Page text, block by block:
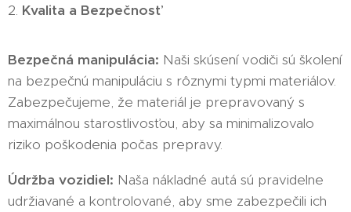
2. Kvalita a Bezpečnosť
Bezpečná manipulácia: Naši skúsení vodiči sú školení
na bezpečnú manipuláciu s rôznymi typmi materiálov.
Zabezpečujeme, že materiál je prepravovaný s
maximálnou starostlivosťou, aby sa minimalizovalo
riziko poškodenia počas prepravy.
Údržba vozidiel: Naša nákladné autá sú pravidelne
udržiavané a kontrolované, aby sme zabezpečili ich